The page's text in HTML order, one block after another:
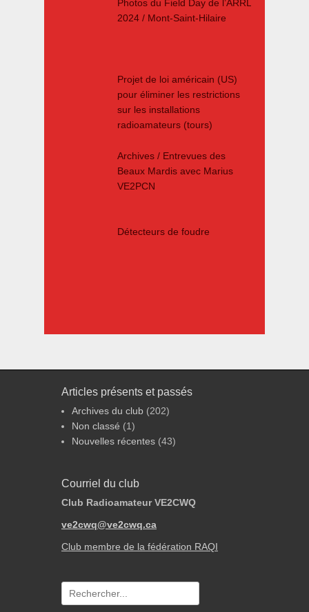
Photos du Field Day de l’ARRL
2024 / Mont-Saint-Hilaire
Projet de loi américain (US)
pour éliminer les restrictions
sur les installations
radioamateurs (tours)
Archives / Entrevues des
Beaux Mardis avec Marius
VE2PCN
Détecteurs de foudre
Articles présents et passés
Archives du club (202)
Non classé (1)
Nouvelles récentes (43)
Courriel du club
Club Radioamateur VE2CWQ
ve2cwq@ve2cwq.ca
Club membre de la fédération RAQI
Recherche
pour